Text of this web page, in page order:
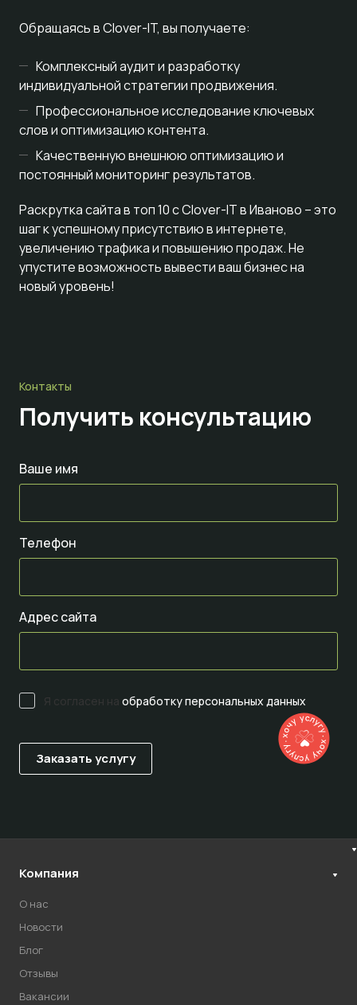
Обращаясь в Clover-IT, вы получаете:
Комплексный аудит и разработку
индивидуальной стратегии продвижения.
Профессиональное исследование ключевых
слов и оптимизацию контента.
Качественную внешнюю оптимизацию и
постоянный мониторинг результатов.
Раскрутка сайта в топ 10 с Clover-IT в Иваново – это
шаг к успешному присутствию в интернете,
увеличению трафика и повышению продаж. Не
упустите возможность вывести ваш бизнес на
новый уровень!
Контакты
Получить консультацию
Ваше имя
Телефон
Адрес сайта
Я согласен на обработку персональных данных
Компания
О нас
Новости
Блог
Отзывы
Вакансии